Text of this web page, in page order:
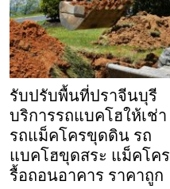
รับปรับพื้นที่ปราจีนบุรี
บริการรถแบคโฮให้เช่า
รถแม็คโครขุดดิน รถ
แบคโฮขุดสระ แม็คโคร
รื้อถอนอาคาร ราคาถูก